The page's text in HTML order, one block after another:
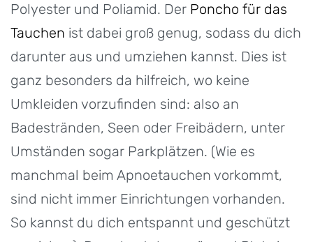
Polyester und Poliamid. Der Poncho für das
Tauchen ist dabei groß genug, sodass du dich
darunter aus und umziehen kannst. Dies ist
ganz besonders da hilfreich, wo keine
Umkleiden vorzufinden sind: also an
Badestränden, Seen oder Freibädern, unter
Umständen sogar Parkplätzen. (Wie es
manchmal beim Apnoetauchen vorkommt,
sind nicht immer Einrichtungen vorhanden.
So kannst du dich entspannt und geschützt